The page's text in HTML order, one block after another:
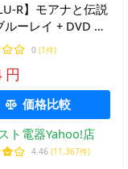
R】モアナと伝説
ルーレイ + DVD セ
ray Disc+DVD)
0 (1件)
円
価格比較
ト電器Yahoo!店
4.46 (11,367件)